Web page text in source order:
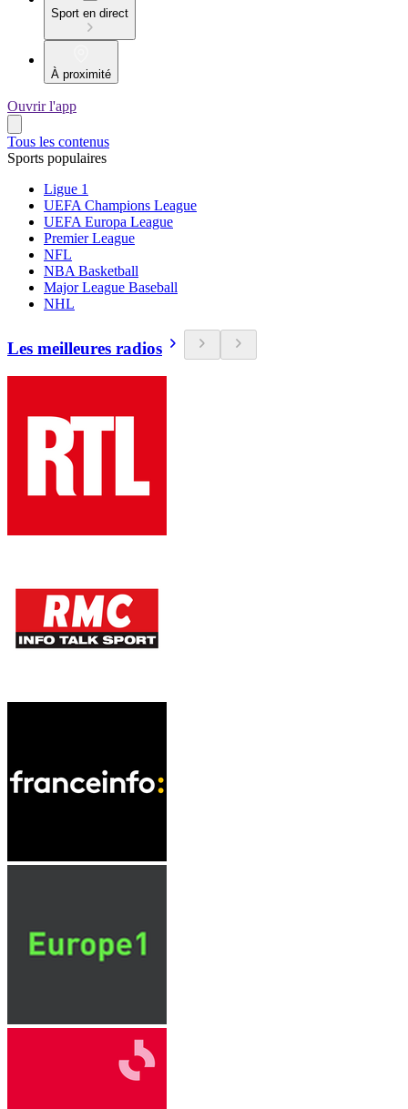
Sport en direct
À proximité
Ouvrir l'app
Tous les contenus
Sports populaires
Ligue 1
UEFA Champions League
UEFA Europa League
Premier League
NFL
NBA Basketball
Major League Baseball
NHL
Les meilleures radios